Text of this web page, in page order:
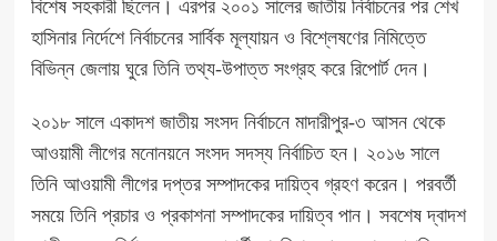
বিশেষ সহকারী ছিলেন। এরপর ২০০১ সালের জাতীয় নির্বাচনের পর শেখ
হাসিনার নির্দেশে নির্বাচনের সার্বিক মূল্যায়ন ও বিশ্লেষণের নিমিত্তে
বিভিন্ন জেলায় ঘুরে তিনি তথ্য-উপাত্ত সংগ্রহ করে রিপোর্ট দেন।
২০১৮ সালে একাদশ জাতীয় সংসদ নির্বাচনে মাদারীপুর-৩ আসন থেকে
আওয়ামী লীগের মনোনয়নে সংসদ সদস্য নির্বাচিত হন। ২০১৬ সালে
তিনি আওয়ামী লীগের দপ্তর সম্পাদকের দায়িত্ব গ্রহণ করেন। পরবর্তী
সময়ে তিনি প্রচার ও প্রকাশনা সম্পাদকের দায়িত্ব পান। সবশেষ দ্বাদশ